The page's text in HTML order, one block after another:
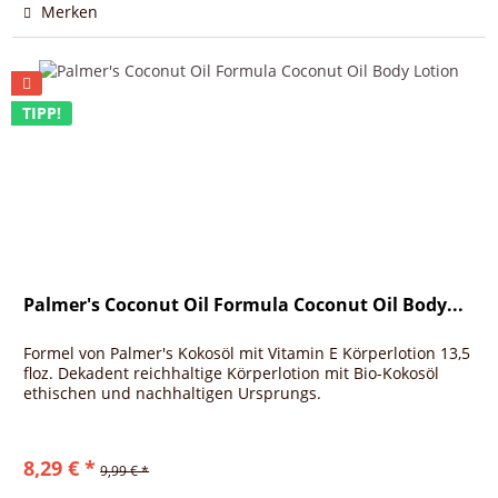
Merken
TIPP!
Palmer's Coconut Oil Formula Coconut Oil Body...
Formel von Palmer's Kokosöl mit Vitamin E Körperlotion 13,5
floz. Dekadent reichhaltige Körperlotion mit Bio-Kokosöl
ethischen und nachhaltigen Ursprungs.
8,29 € * 9,99 € *